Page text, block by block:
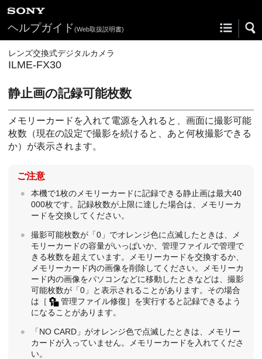
ヘルプガイド(Web取扱説明書)
レンズ交換式デジタルカメラ
ILME-FX30
静止画の記録可能枚数
メモリーカードを入れて電源を入れると、画面に撮影可能
枚数（現在の設定で撮影を続けると、あと何枚撮影できる
か）が表示されます。
ご注意
本機で1枚のメモリーカードに記録できる静止画は最大40
000枚です。記録枚数が上限に達した場合は、メモリーカ
ードを交換してください。
撮影可能枚数が「0」でオレンジ色に点滅したときは、メ
モリーカードの容量がいっぱいか、管理ファイルで管理で
きる枚数を超えています。メモリーカードを交換するか、
メモリーカード内の画像を削除してください。メモリーカ
ード内の画像をパソコンなどに移動したときなどは、撮影
可能枚数が「0」と表示されることがあります。その場合
は ［ 管理ファイル修復］ を実行すると記録できるよう
になることがあります。
「NO CARD」がオレンジ色で点滅したときは、メモリー
カードが入っていません。メモリーカードを入れてくださ
い。